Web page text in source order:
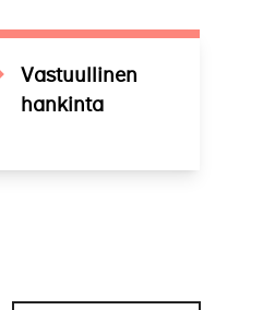
Vastuullinen
hankinta